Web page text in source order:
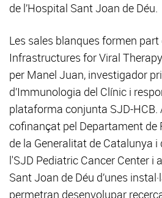
de l’Hospital Sant Joan de Déu.
Les sales blanques formen
Infrastructures for Viral
per Manel Juan, investigador
d’Immunologia del Clínic i
plataforma conjunta SJD-HCB.
cofinançat pel Departament de
de la Generalitat de Catalunya i
l'SJD Pediatric Cancer Center i
Sant Joan de Déu d’unes
permetran desenvolupar